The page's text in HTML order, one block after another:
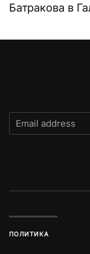
Батракова в
ПОЛИТИКА